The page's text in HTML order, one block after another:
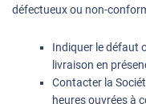
défectueux ou non-
Indiquer le défaut
livraison en
Contacter la
heures ouvrées à